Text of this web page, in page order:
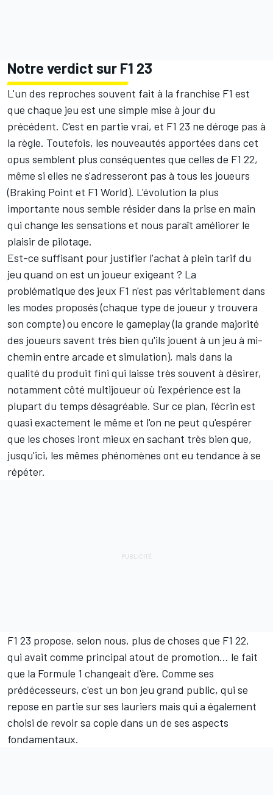
Notre verdict sur F1 23
L'un des reproches souvent fait à la franchise F1 est
que chaque jeu est une simple mise à jour du
précédent. C'est en partie vrai, et F1 23 ne déroge pas à
la règle. Toutefois, les nouveautés apportées dans cet
opus semblent plus conséquentes que celles de F1 22,
même si elles ne s'adresseront pas à tous les joueurs
(Braking Point et F1 World). L'évolution la plus
importante nous semble résider dans la prise en main
qui change les sensations et nous paraît améliorer le
plaisir de pilotage.
Est-ce suffisant pour justifier l'achat à plein tarif du
jeu quand on est un joueur exigeant ? La
problématique des jeux F1 n'est pas véritablement dans
les modes proposés (chaque type de joueur y trouvera
son compte) ou encore le gameplay (la grande majorité
des joueurs savent très bien qu'ils jouent à un jeu à mi-
chemin entre arcade et simulation), mais dans la
qualité du produit fini qui laisse très souvent à désirer,
notamment côté multijoueur où l'expérience est la
plupart du temps désagréable. Sur ce plan, l'écrin est
quasi exactement le même et l'on ne peut qu'espérer
que les choses iront mieux en sachant très bien que,
jusqu'ici, les mêmes phénomènes ont eu tendance à se
répéter.
F1 23 propose, selon nous, plus de choses que F1 22,
qui avait comme principal atout de promotion... le fait
que la Formule 1 changeait d'ère. Comme ses
prédécesseurs, c'est un bon jeu grand public, qui se
repose en partie sur ses lauriers mais qui a également
choisi de revoir sa copie dans un de ses aspects
fondamentaux.